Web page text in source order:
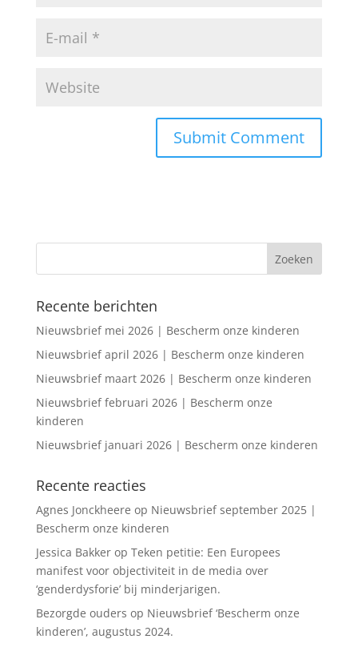
Recente berichten
Nieuwsbrief mei 2026 | Bescherm onze kinderen
Nieuwsbrief april 2026 | Bescherm onze kinderen
Nieuwsbrief maart 2026 | Bescherm onze kinderen
Nieuwsbrief februari 2026 | Bescherm onze
kinderen
Nieuwsbrief januari 2026 | Bescherm onze kinderen
Recente reacties
Agnes Jonckheere op Nieuwsbrief september 2025 |
Bescherm onze kinderen
Jessica Bakkerop Teken petitie: Een Europees
manifest voor objectiviteit in de media over
‘genderdysforie’ bij minderjarigen.
Bezorgde ouders op Nieuwsbrief ‘Bescherm onze
kinderen’, augustus 2024.